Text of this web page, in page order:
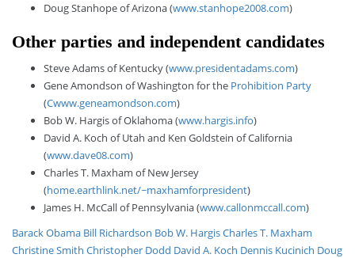
Doug Stanhope of Arizona (www.stanhope2008.com)
Other parties and independent candidates
Steve Adams of Kentucky (www.presidentadams.com)
Gene Amondson of Washington for the Prohibition Party
(Cwww.geneamondson.com)
Bob W. Hargis of Oklahoma (www.hargis.info)
David A. Koch of Utah and Ken Goldstein of California
(www.dave08.com)
Charles T. Maxham of New Jersey
(home.earthlink.net/~maxhamforpresident)
James H. McCall of Pennsylvania (www.callonmccall.com)
Barack Obama Bill Richardson Bob W. HargisCharles T. Maxham
Christine Smith Christopher Dodd David A. Koch Dennis Kucinich Doug